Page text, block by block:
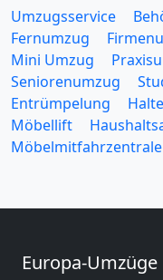
Umzugsservice
Fernumzug
Mini Umzug
Seniorenumzug
Entrümpelung
Möbellift
Möbelmitfahrzentrale
Europa-Umzüge